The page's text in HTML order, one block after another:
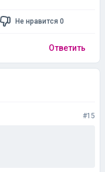
Не нравится 0
Ответить
#15